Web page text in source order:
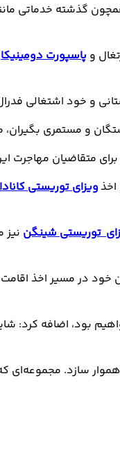
سفر و دارالترجمه رسمی»
و پاسپورت دومینیکا
و خود اشتغالی
و مستمری
متقاضیان مهاجرت
ویزای توریستی کانادا
توریستی شینگن نیز
خود در مسیر اخذ
بود، اضافه کرد:
سازد. مجموعه‌ای